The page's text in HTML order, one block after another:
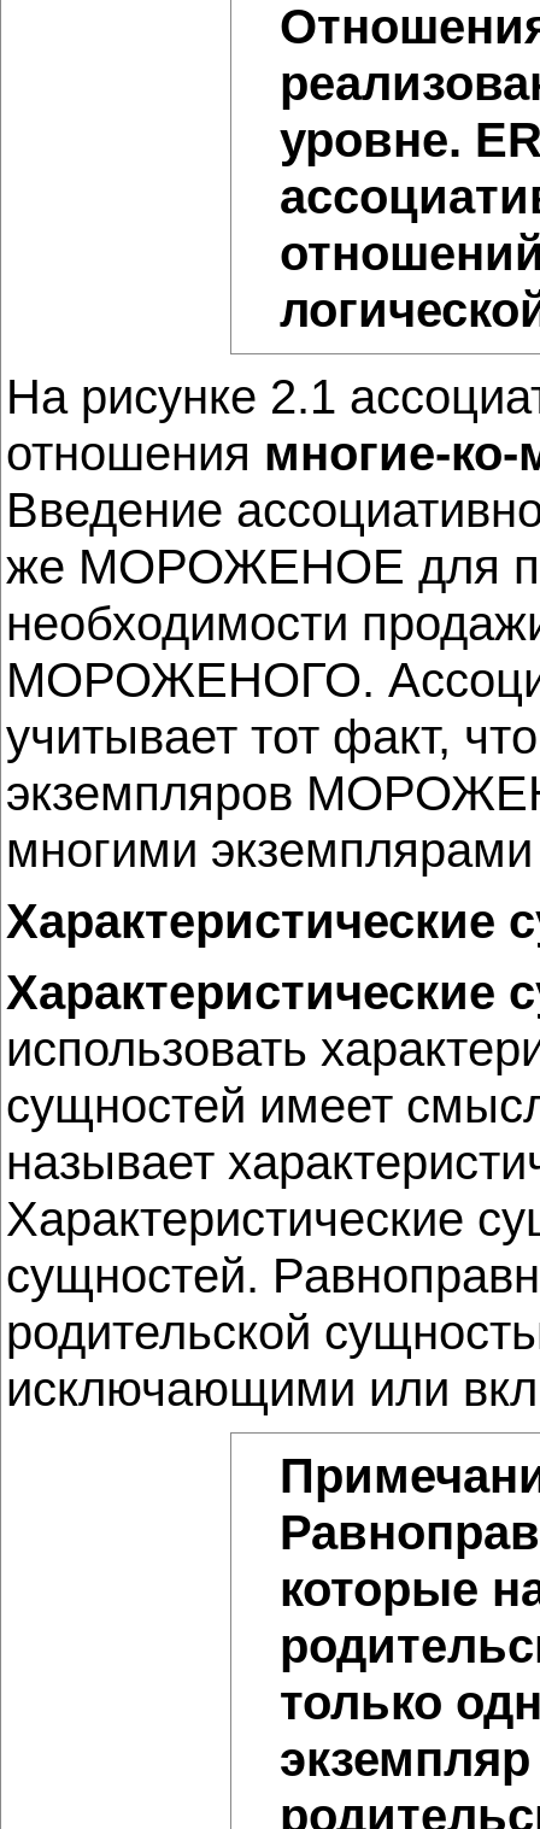
уровне.
На рисунке 2.1
отношения многие-
Введение
же МОРОЖЕНОЕ для
необходимости
МОРОЖЕНОГО.
учитывает тот факт,
экземпляров
многими
Характеристические
Характеристические
использовать
сущностей имеет
называет
Характеристические
сущностей.
родительской
исключающими или
которые
только